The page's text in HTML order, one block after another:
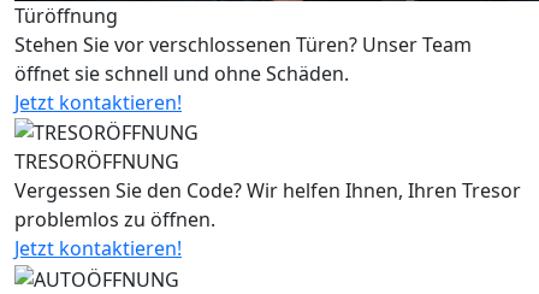
Türöffnung
Stehen Sie vor verschlossenen Türen? Unser Team
öffnet sie schnell und ohne Schäden.
Jetzt kontaktieren!
TRESORÖFFNUNG
Vergessen Sie den Code? Wir helfen Ihnen, Ihren Tresor
problemlos zu öffnen.
Jetzt kontaktieren!